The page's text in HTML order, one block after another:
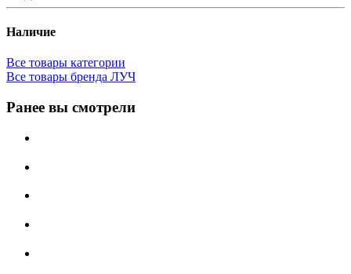
Наличие
Все товары категории
Все товары бренда ЛУЧ
Ранее вы смотрели